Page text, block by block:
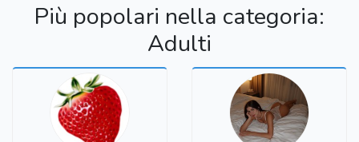
Più popolari nella categoria:
Adulti